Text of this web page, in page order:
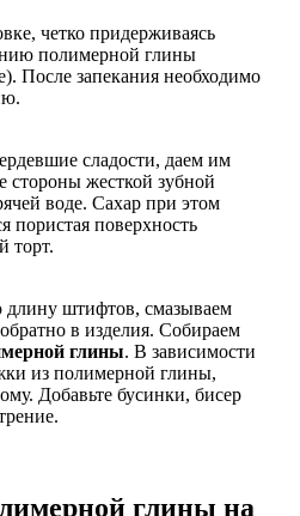
четко придерживаясь
полимерной глины
После запекания необходимо
сладости, даем им
стороны жесткой зубной
воде. Сахар при этом
пористая поверхность
торт.
штифтов, смазываем
в изделия. Собираем
глины. В зависимости
из полимерной глины,
Добавьте бусинки, бисер
глины на